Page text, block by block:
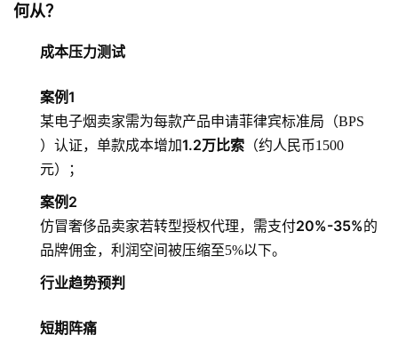
何从？
成本压力测试
案例1
某电子烟卖家需为每款产品申请菲律宾标准局（BPS
）认证，单款成本增加1.2万比索 （约人民币1500
元）；
案例2
仿冒奢侈品卖家若转型授权代理，需支付20%-35%的
品牌佣金，利润空间被压缩至5%以下。
行业趋势预判
短期阵痛